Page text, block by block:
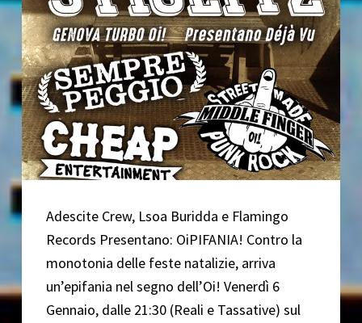
Adescite Crew, Lsoa Buridda e Flamingo
Records Presentano: OiPIFANIA! Contro la
monotonia delle feste natalizie, arriva
un’epifania nel segno dell’Oi! Venerdì 6
Gennaio, dalle 21:30 (Reali e Tassative) sul